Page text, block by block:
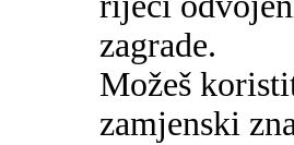
zagrade.
Možeš
zamjenski